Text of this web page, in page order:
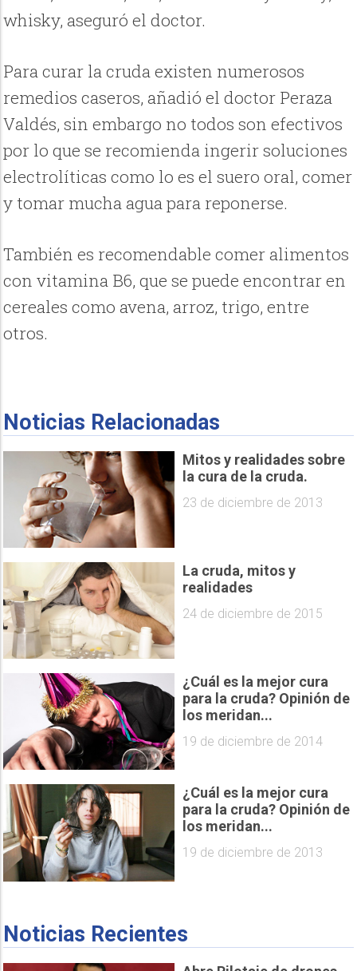
whisky, aseguró el doctor.
Para curar la cruda existen numerosos
remedios caseros, añadió el doctor Peraza
Valdés, sin embargo no todos son efectivos
por lo que se recomienda ingerir soluciones
electrolíticas como lo es el suero oral, comer
y tomar mucha agua para reponerse.
También es recomendable comer alimentos
con vitamina B6, que se puede encontrar en
cereales como avena, arroz, trigo, entre
otros.
Noticias Relacionadas
Mitos y realidades sobre
la cura de la cruda.
23 de diciembre de 2013
La cruda, mitos y
realidades
24 de diciembre de 2015
¿Cuál es la mejor cura
para la cruda? Opinión de
los meridan...
19 de diciembre de 2014
¿Cuál es la mejor cura
para la cruda? Opinión de
los meridan...
19 de diciembre de 2013
Noticias Recientes